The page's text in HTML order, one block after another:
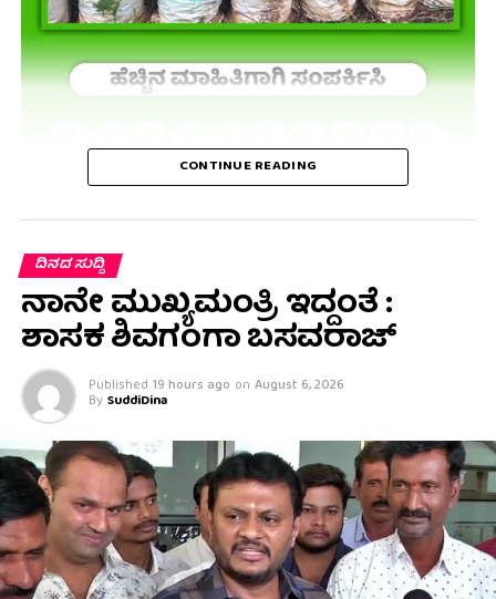
CONTINUE READING
ದಿನದ ಸುದ್ದಿ
ನಾನೇ ಮುಖ್ಯಮಂತ್ರಿ ಇದ್ದಂತೆ :
ಶಾಸಕ ಶಿವಗಂಗಾ ಬಸವರಾಜ್
Published 19 hours ago on August 6, 2026
By SuddiDina